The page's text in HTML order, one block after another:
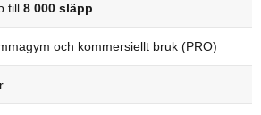
till 8 000 släpp
och kommersiellt bruk (PRO)